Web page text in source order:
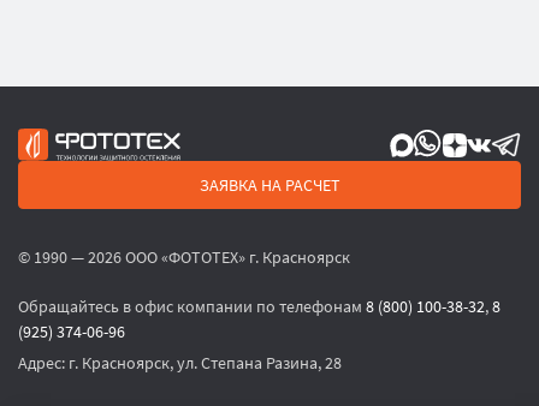
ЗАЯВКА НА РАСЧЕТ
© 1990 — 2026 ООО «ФОТОТЕХ» г. Красноярск
Обращайтесь в офис компании по телефонам 8 (800) 100-38-32,8
(925) 374-06-96
Адрес: г. Красноярск, ул. Степана Разина, 28